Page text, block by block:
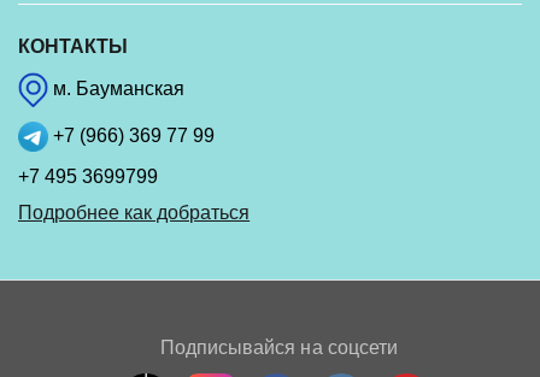
КОНТАКТЫ
м. Бауманская
+7 (966) 369 77 99
+7 495 3699799
Подробнее как добраться
Подписывайся на соцсети